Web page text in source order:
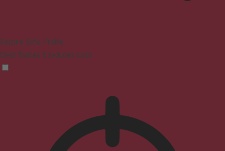
Seizure Safe Profile
Clear flashes & reduces color